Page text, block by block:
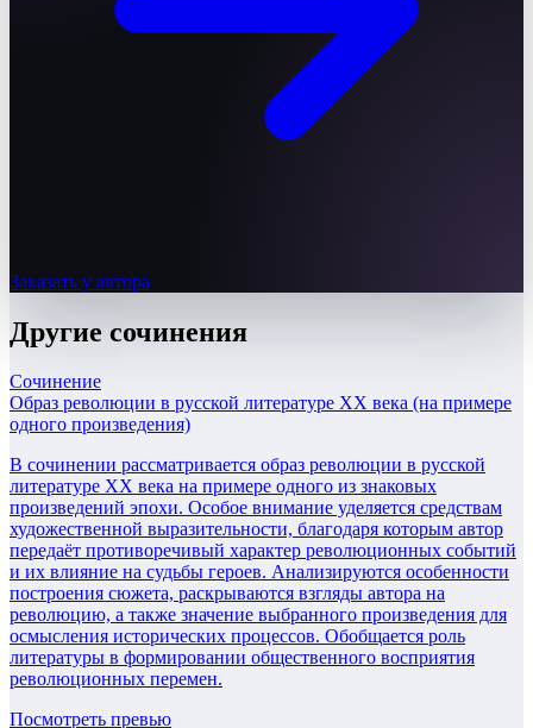
Заказать у автора
Другие сочинения
Сочинение
Образ революции в русской литературе XX века (на примере
одного произведения)
В сочинении рассматривается образ революции в русской
литературе XX века на примере одного из знаковых
произведений эпохи. Особое внимание уделяется средствам
художественной выразительности, благодаря которым автор
передаёт противоречивый характер революционных событий
и их влияние на судьбы героев. Анализируются особенности
построения сюжета, раскрываются взгляды автора на
революцию, а также значение выбранного произведения для
осмысления исторических процессов. Обобщается роль
литературы в формировании общественного восприятия
революционных перемен.
Посмотреть превью